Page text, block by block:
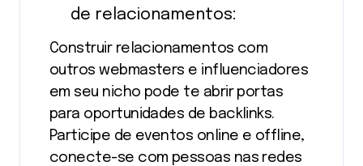
de relacionamentos:
Construir relacionamentos com
outros webmasters e influenciadores
em seu nicho pode te abrir portas
para oportunidades de backlinks.
Participe de eventos online e offline,
conecte-se com pessoas nas redes